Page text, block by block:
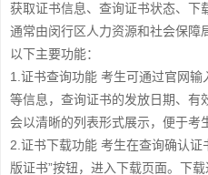
获取证书信息、查询证书状态、下
通常由闵行区人力资源和社会保障
以下主要功能：
1.证书查询功能 考生可通过官网
等信息，查询证书的发放日期、有
会以清晰的列表形式展示，便于考
2.证书下载功能 考生在查询确认
版证书”按钮，进入下载页面。下